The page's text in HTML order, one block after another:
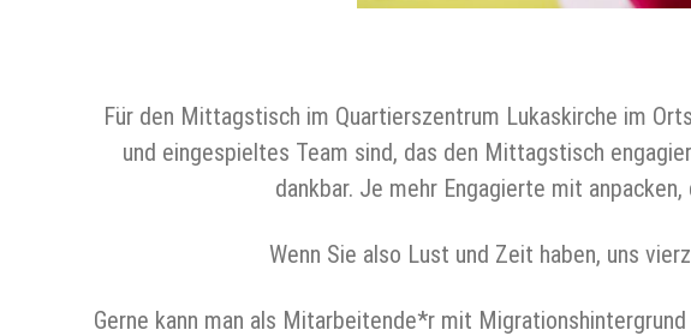
Für den Mittagstisch im Quartierszentrum Lukaskirche im
und eingespieltes Team sind, das den Mittagstisch
dankbar. Je mehr Engagierte mit
Wenn Sie also Lust und Zeit haben, uns
Gerne kann man als Mitarbeitende*r mit